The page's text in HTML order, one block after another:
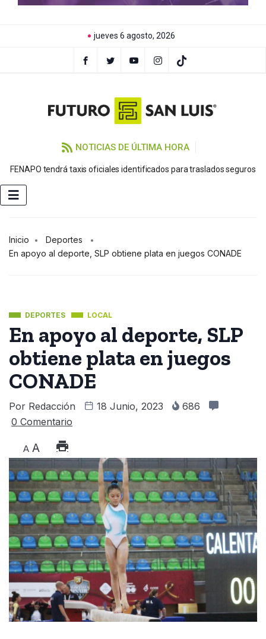
jueves 6 agosto, 2026
NOTICIAS DE ÚLTIMA HORA
FENAPO tendrá taxis oficiales identificados para traslados seguros
Inicio
Deportes
En apoyo al deporte, SLP obtiene plata en juegos CONADE
DEPORTES LOCAL
En apoyo al deporte, SLP
obtiene plata en juegos
CONADE
Por Redacción 18 Junio, 2023
686
0 Comentario
A A